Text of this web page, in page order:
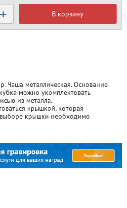
+ В корзину
Чаша металлическая. Основание
можно укомплектовать
из металла.
крышкой, которая
выборе крышки необходимо